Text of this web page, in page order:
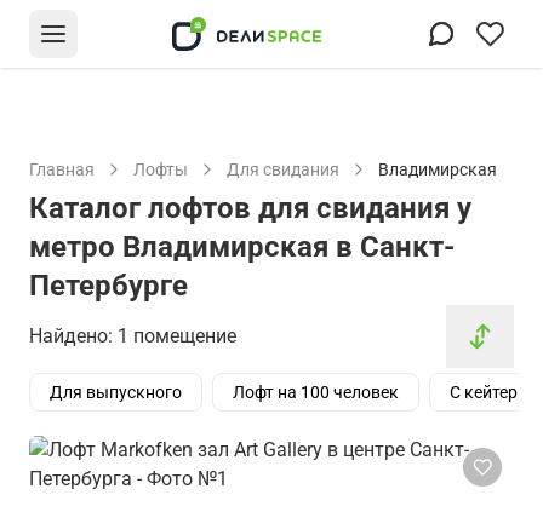
Главная Лофты Для свидания Владимирская
Каталог лофтов для свидания у
метро Владимирская в Санкт-
Петербурге
Найдено: 1 помещение
Для выпускного Лофт на 100 человек С